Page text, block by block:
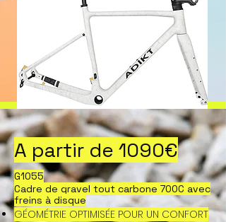
A partir de 1090€
G1055
Cadre de gravel tout carbone 700C avec
freins à disque
GÉOMÉTRIE OPTIMISÉE POUR UN CONFORT